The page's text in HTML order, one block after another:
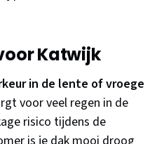
Katwijk
in de lente of vroege
voor veel regen in de
risico tijdens de